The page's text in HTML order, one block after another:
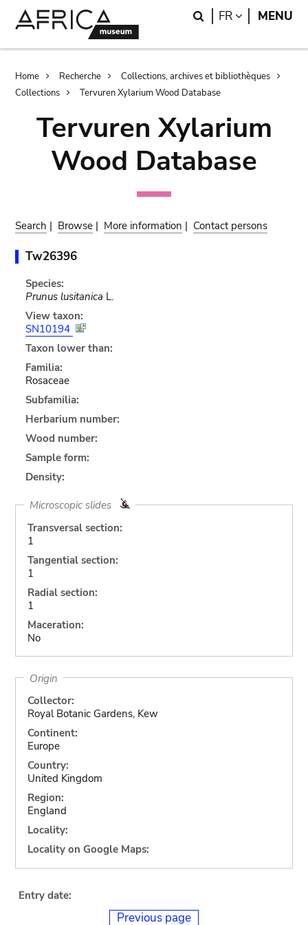
Search
FR LANGUAGE
MENU
Breadcrumb
Home Recherche
Collections, archives et bibliothèques
Collections
Tervuren Xylarium Wood Database
Tervuren Xylarium
Wood Database
Search | Browse | More information | Contact persons
Tw26396
Species:
Prunus lusitanica L.
View taxon:
SN10194
Taxon lower than:
Familia:
Rosaceae
Subfamilia:
Herbarium number:
Wood number:
Sample form:
Density:
Microscopic slides
Transversal section:
1
Tangential section:
1
Radial section:
1
Maceration:
No
Origin
Collector:
Royal Botanic Gardens, Kew
Continent:
Europe
Country:
United Kingdom
Region:
England
Locality:
Locality on Google Maps:
Entry date:
Previous page